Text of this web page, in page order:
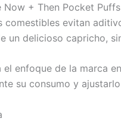
+ Then Pocket
evitan
un delicioso capricho,
enfoque de la marca
su consumo y